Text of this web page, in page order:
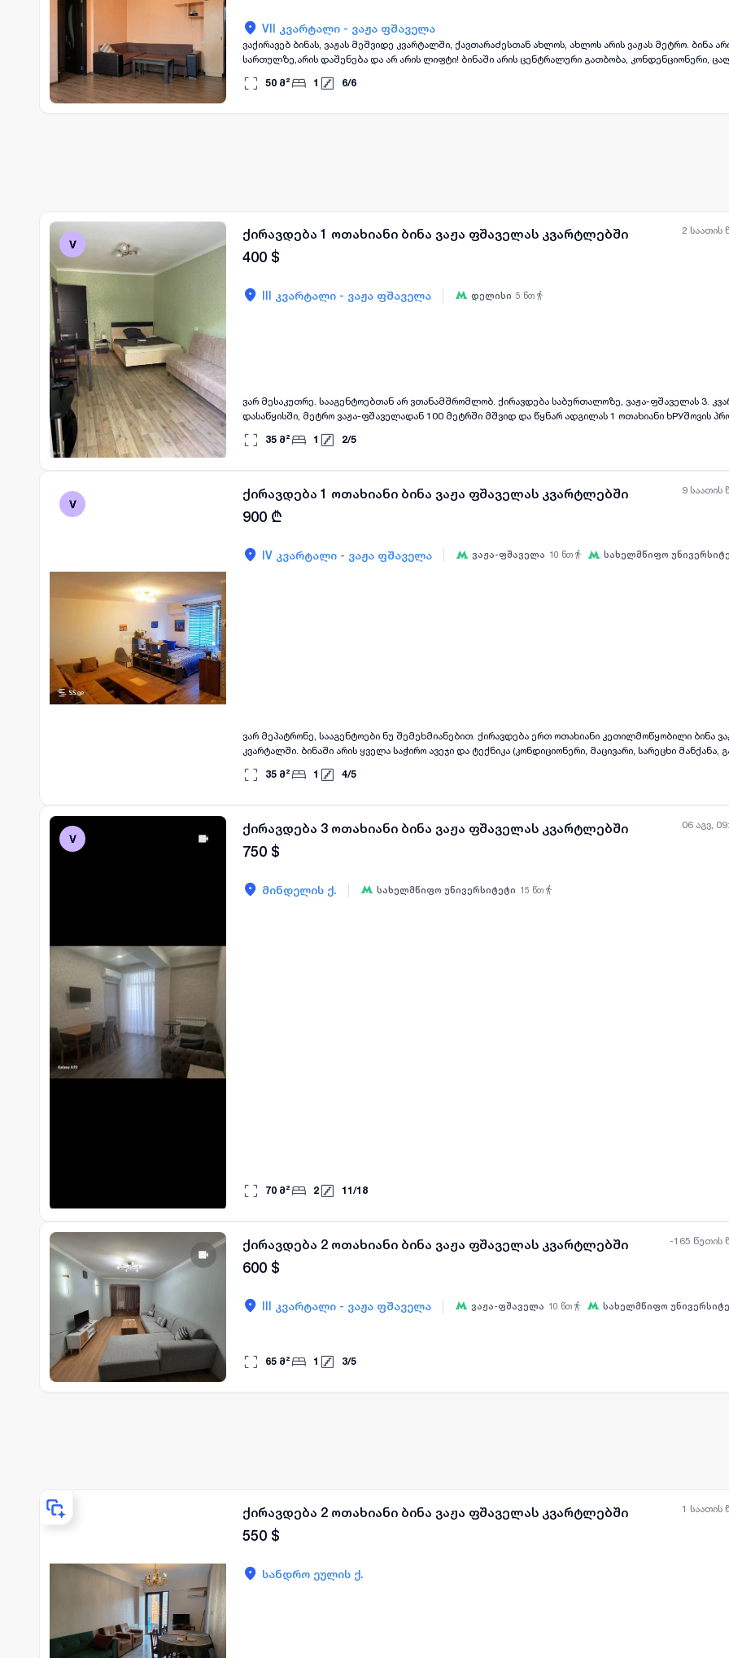
ყველა ფოტო+(5 )
VII კვარტალი - ვაჟა ფშაველა
ვაქირავებ ბინას, ვაჟას მეშვიდე კვარტალში, ქავთარაძესთან ახლოს, ახლოს არის ვაჟას მეტრო. ბინა
სართულზე,არის დაშენება და არ არის ლიფტი! ბინაში არის ცენტრალური გათბობა, კონდენციონერი,
პირველი და ბოლო თვის თანხის გადახდით
50 მ² 1 6/6
2 საათის
ქირავდება 1 ოთახიანი ბინა ვაჟა ფშაველას კვარტლებში
400 $
III კვარტალი - ვაჟა ფშაველა დელისი 5 წთ
ვარ მესაკუთრე. სააგენტოებთან არ ვთანამშრომლობ. ქირავდება საბურთალოზე, ვაჟა-ფშაველას 3.
დასაწყისში, მეტრო ვაჟა-ფშაველადან 100 მეტრში მშვიდ და წყნარ ადგილას 1 ოთახიანი ხРУშოვის
ავეჯით და ტექნიკით, მეტალოპლასმასის კარ–ფანჯრით, მწერებისგან დამცავი ბადეებით, რკინის
და თბილი.
35 მ² 1 2/5
9 საათის
ქირავდება 1 ოთახიანი ბინა ვაჟა ფშაველას კვარტლებში
900 ₾
IV კვარტალი - ვაჟა ფშაველა ვაჟა-ფშაველა 10 წთ სახელმწიფო
ვარ მეპატრონე, სააგენტოები ნუ შემეხმიანებით. ქირავდება ერთ ოთახიანი კეთილმოწყობილი ბინა
კვარტალში. ბინაში არის ყველა საჭირო ავეჯი და ტექნიკა (კონდიციონერი, მაცივარი, სარეცხი მანქანა,
აუცილებელია პირველი და ბოლო თვის ქირის წინასწარ გადახდა. ფასი 900 ლარი
35 მ² 1 4/5
06 აგვ,
ქირავდება 3 ოთახიანი ბინა ვაჟა ფშაველას კვარტლებში
750 $
მინდელის ქ. სახელმწიფო უნივერსიტეტი 15 წთ
70 მ² 2 11/18
-165 წუთის
ქირავდება 2 ოთახიანი ბინა ვაჟა ფშაველას კვარტლებში
600 $
III კვარტალი - ვაჟა ფშაველა ვაჟა-ფშაველა 10 წთ სახელმწიფო
65 მ² 1 3/5
1 საათის
ქირავდება 2 ოთახიანი ბინა ვაჟა ფშაველას კვარტლებში
550 $
სანდრო ეულის ქ.